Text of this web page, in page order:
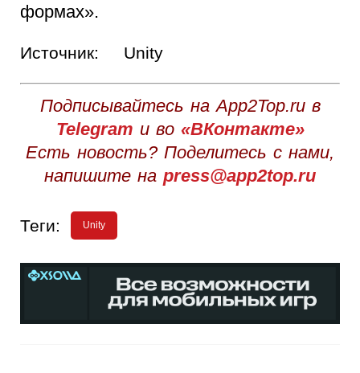
формах».
Источник: Unity
Подписывайтесь на App2Top.ru в
Telegram и во «ВКонтакте»
Есть новость? Поделитесь с нами,
напишите на press@app2top.ru
Теги: Unity